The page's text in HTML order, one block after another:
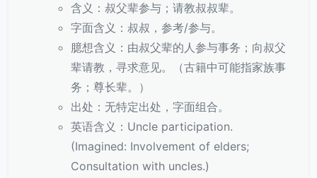
含义：叔父辈参与；请教叔叔辈。
字面含义：叔叔，参考/参与。
臆想含义：由叔父辈的人参与事务；向叔父
辈请教，寻求意见。（古籍中可能指家族事
务；尊长辈。）
出处：无特定出处，字面组合。
英语含义：Uncle participation.
(Imagined: Involvement of elders;
Consultation with uncles.)